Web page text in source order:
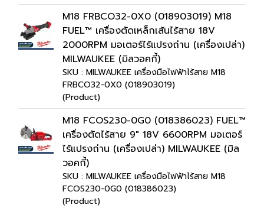
M18 FRBCO32-0X0 (018903019) M18
FUEL™ เครื่องตัดเหล็กเส้นไร้สาย 18V
2000RPM มอเตอร์ไร้แปรงถ่าน (เครื่องเปล่า)
MILWAUKEE (มิลวอคกี้)
SKU : MILWAUKEE เครื่องมือไฟฟ้าไร้สาย M18
FRBCO32-0X0 (018903019)
(Product)
M18 FCOS230-0G0 (018386023) FUEL™
เครื่องตัดไร้สาย 9" 18V 6600RPM มอเตอร์
ไร้แปรงถ่าน (เครื่องเปล่า) MILWAUKEE (มิล
วอคกี้)
SKU : MILWAUKEE เครื่องมือไฟฟ้าไร้สาย M18
FCOS230-0G0 (018386023)
(Product)